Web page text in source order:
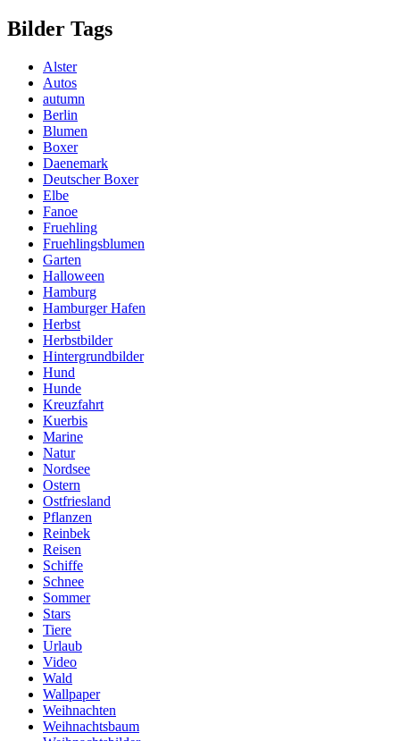
Bilder Tags
Alster
Autos
autumn
Berlin
Blumen
Boxer
Daenemark
Deutscher Boxer
Elbe
Fanoe
Fruehling
Fruehlingsblumen
Garten
Halloween
Hamburg
Hamburger Hafen
Herbst
Herbstbilder
Hintergrundbilder
Hund
Hunde
Kreuzfahrt
Kuerbis
Marine
Natur
Nordsee
Ostern
Ostfriesland
Pflanzen
Reinbek
Reisen
Schiffe
Schnee
Sommer
Stars
Tiere
Urlaub
Video
Wald
Wallpaper
Weihnachten
Weihnachtsbaum